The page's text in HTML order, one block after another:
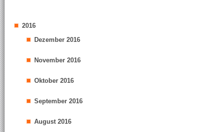
2016
Dezember 2016
November 2016
Oktober 2016
September 2016
August 2016